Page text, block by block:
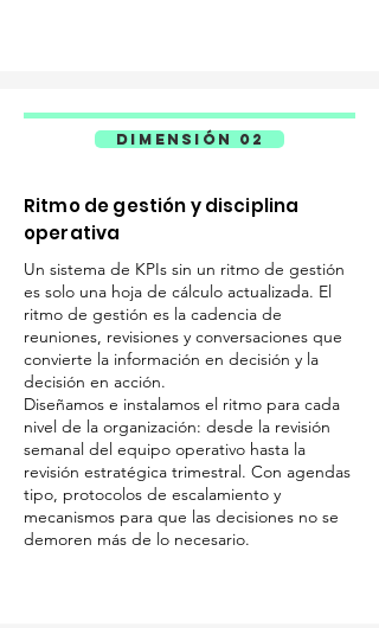
DIMENSIÓN 02
Ritmo de gestión y disciplina
operativa
Un sistema de KPIs sin un ritmo de gestión
es solo una hoja de cálculo actualizada. El
ritmo de gestión es la cadencia de
reuniones, revisiones y conversaciones que
convierte la información en decisión y la
decisión en acción.
Diseñamos e instalamos el ritmo para cada
nivel de la organización: desde la revisión
semanal del equipo operativo hasta la
revisión estratégica trimestral. Con agendas
tipo, protocolos de escalamiento y
mecanismos para que las decisiones no se
demoren más de lo necesario.